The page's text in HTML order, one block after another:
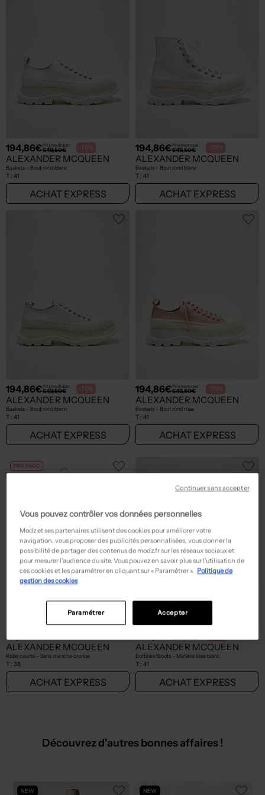
194,86€Prix boutique :
649,50€ -70%
ALEXANDER MCQUEEN
Baskets - Bout rond blanc
T : 41
ACHAT EXPRESS
194,86€Prix boutique :
649,50€ -70%
ALEXANDER MCQUEEN
Baskets - Bout rond blanc
T : 41
ACHAT EXPRESS
194,86€Prix boutique :
649,50€ -70%
ALEXANDER MCQUEEN
Baskets - Bout rond blanc
T : 41
ACHAT EXPRESS
194,86€Prix boutique :
649,50€ -70%
ALEXANDER MCQUEEN
Baskets - Bout rond rose
T : 41
ACHAT EXPRESS
PRIX CHOC
55,00€
ALEXANDER MCQUEEN
Robe courte - Sans manche orange
T : 38
ACHAT EXPRESS
999,50€
ALEXANDER MCQUEEN
Bottines/Boots - Matière lisse blanc
T : 41
ACHAT EXPRESS
Découvrez d'autres bonnes affaires !
NEW NEW
Vous pouvez contrôler vos données personnelles
Modz et ses partenaires utilisent des cookies pour améliorer votre
navigation, vous proposer des publicités personnalisées, vous donner la
possibilité de partager des contenus de modz.fr sur les réseaux sociaux et
pour mesurer l’audience du site. Vous pouvez en savoir plus sur l’utilisation de
ces cookies et les paramétrer en cliquant sur « Paramétrer ». Politique de
gestion des cookies
Accepter
Paramétrer
Continuer sans accepter